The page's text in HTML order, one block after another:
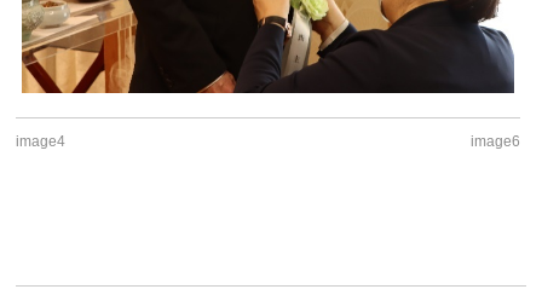
image4 image6